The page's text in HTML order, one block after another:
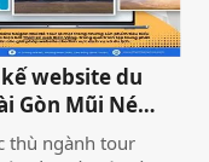
— mà nằm ngay
website chưa
kế chuẩn SEO
đầu.website du
Gòn Mũi Né
thù ngành tour